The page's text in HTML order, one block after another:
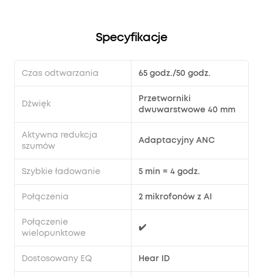
Specyfikacje
Czas odtwarzania 65 godz./50 godz.
Dźwięk
Przetworniki
dwuwarstwowe 40 mm
Aktywna redukcja
szumów
Adaptacyjny ANC
Szybkie ładowanie 5 min = 4 godz.
Połączenia 2 mikrofonów z AI
Połączenie
wielopunktowe
✔️
Dostosowany EQ Hear ID